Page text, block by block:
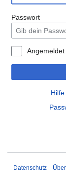
Passwort
Angemeldet
Datenschutz